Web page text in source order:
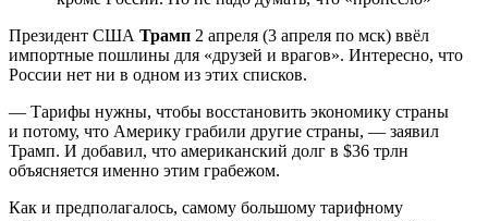
Президент США Трамп 2 апреля (3 апреля по мск) ввёл
импортные пошлины для «друзей и врагов». Интересно, что
России нет ни в одном из этих списков.
— Тарифы нужны, чтобы восстановить экономику страны
и потому, что Америку грабили другие страны, — заявил
Трамп. И добавил, что американский долг в $36 трлн
объясняется именно этим грабежом.
Как и предполагалось, самому большому тарифному